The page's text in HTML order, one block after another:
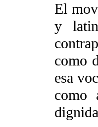
El
y
como
esa
como